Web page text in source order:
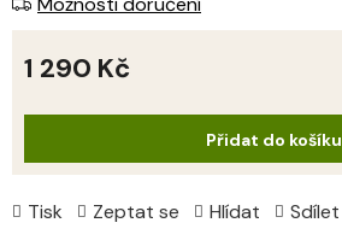
Tisk Zeptat se Hlídat Sdílet
1 290 Kč
Přidat do košíku